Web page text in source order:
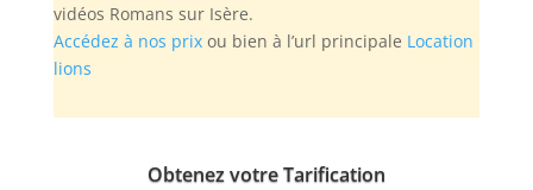
vidéos Romans sur Isère.
Accédez à nos prixou bien à l’url principale Location
lions
Obtenez votre Tarification